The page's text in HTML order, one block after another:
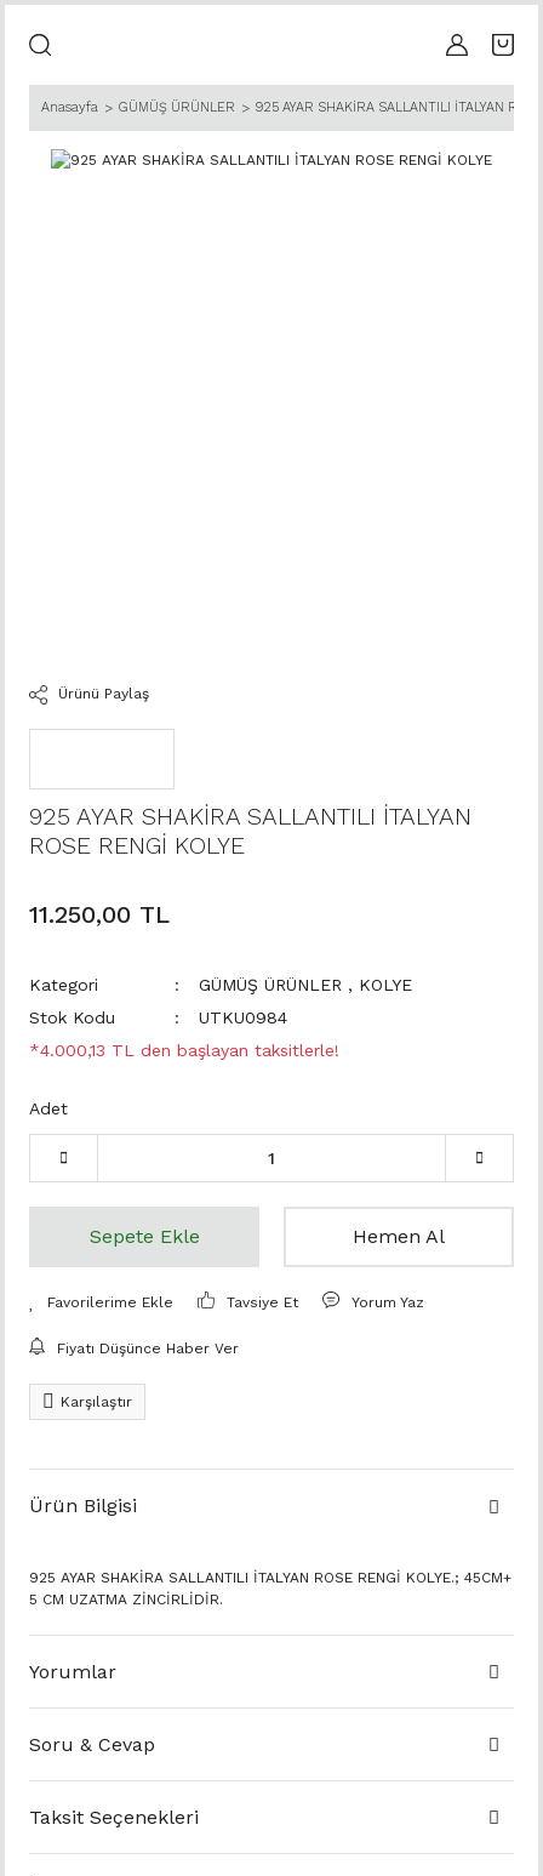
Anasayfa GÜMÜŞ ÜRÜNLER 925 AYAR SHAKİRA SALLANTILI İTALYAN
Ürünü Paylaş
925 AYAR SHAKİRA SALLANTILI İTALYAN
ROSE RENGİ KOLYE
11.250,00 TL
Kategori GÜMÜŞ ÜRÜNLER , KOLYE
Stok Kodu
UTKU0984
*4.000,13 TL den başlayan taksitlerle!
Adet
Sepete Ekle Hemen Al
Tavsiye Et Yorum Yaz
Fiyatı Düşünce Haber Ver
Karşılaştır
Ürün Bilgisi
925 AYAR SHAKİRA SALLANTILI İTALYAN ROSE RENGİ KOLYE.; 45CM+
5 CM UZATMA ZİNCİRLİDİR.
Yorumlar
Soru & Cevap
Taksit Seçenekleri